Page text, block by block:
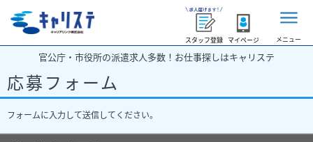
スタッフ登録 マイページ メニュー
官公庁・市役所の派遣求人多数！お仕事探しはキャリステ
応募フォーム
フォームに入力して送信してください。